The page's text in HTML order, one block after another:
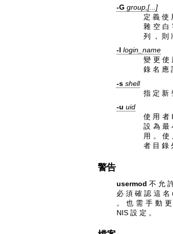
-G group,[...]
定 義 使
雜 空 白
列 ， 則
-l login_name
變 更 使
錄 名 應
-s shell
指 定 新
-u uid
使 用 者
設 為 最
用 。 使
者 目 錄
警告
usermod 不 允
必 須 確 認 這 名
。 也 需 手 動
NIS 設 定 。